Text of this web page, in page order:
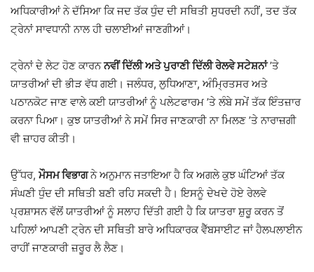
ਅਧਿਕਾਰੀਆਂ ਨੇ ਦੱਸਿਆ ਕਿ ਜਦ ਤੱਕ ਧੁੰਦ ਦੀ ਸਥਿਤੀ ਸੁਧਰਦੀ ਨਹੀਂ, ਤਦ ਤੱਕ
ਟ੍ਰੇਨਾਂ ਸਾਵਧਾਨੀ ਨਾਲ ਹੀ ਚਲਾਈਆਂ ਜਾਣਗੀਆਂ।
ਟ੍ਰੇਨਾਂ ਦੇ ਲੇਟ ਹੋਣ ਕਾਰਨਨਵੀਂ ਦਿੱਲੀ ਅਤੇ ਪੁਰਾਣੀ ਦਿੱਲੀ ਰੇਲਵੇ ਸਟੇਸ਼ਨਾਂ’ਤੇ
ਯਾਤਰੀਆਂ ਦੀ ਭੀੜ ਵੱਧ ਗਈ। ਜਲੰਧਰ, ਲੁਧਿਆਣਾ, ਅੰਮ੍ਰਿਤਸਰ ਅਤੇ
ਪਠਾਨਕੋਟ ਜਾਣ ਵਾਲੇ ਕਈ ਯਾਤਰੀਆਂ ਨੂੰ ਪਲੇਟਫਾਰਮ ’ਤੇ ਲੰਬੇ ਸਮੇਂ ਤੱਕ ਇੰਤਜ਼ਾਰ
ਕਰਨਾ ਪਿਆ। ਕੁਝ ਯਾਤਰੀਆਂ ਨੇ ਸਮੇਂ ਸਿਰ ਜਾਣਕਾਰੀ ਨਾ ਮਿਲਣ ’ਤੇ ਨਾਰਾਜ਼ਗੀ
ਵੀ ਜ਼ਾਹਰ ਕੀਤੀ।
ਉੱਧਰ,ਮੌਸਮ ਵਿਭਾਗਨੇ ਅਨੁਮਾਨ ਜਤਾਇਆ ਹੈ ਕਿ ਅਗਲੇ ਕੁਝ ਘੰਟਿਆਂ ਤੱਕ
ਸੰਘਣੀ ਧੁੰਦ ਦੀ ਸਥਿਤੀ ਬਣੀ ਰਹਿ ਸਕਦੀ ਹੈ। ਇਸਨੂੰ ਦੇਖਦੇ ਹੋਏ ਰੇਲਵੇ
ਪ੍ਰਸ਼ਾਸਨ ਵੱਲੋਂ ਯਾਤਰੀਆਂ ਨੂੰ ਸਲਾਹ ਦਿੱਤੀ ਗਈ ਹੈ ਕਿ ਯਾਤਰਾ ਸ਼ੁਰੂ ਕਰਨ ਤੋਂ
ਪਹਿਲਾਂ ਆਪਣੀ ਟ੍ਰੇਨ ਦੀ ਸਥਿਤੀ ਬਾਰੇ ਅਧਿਕਾਰਕ ਵੈੱਬਸਾਈਟ ਜਾਂ ਹੈਲਪਲਾਈਨ
ਰਾਹੀਂ ਜਾਣਕਾਰੀ ਜ਼ਰੂਰ ਲੈ ਲੈਣ।